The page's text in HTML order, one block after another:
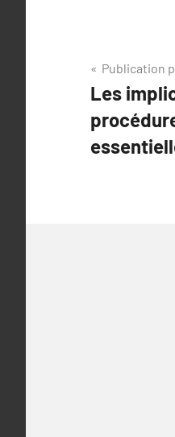
de
l’article
Publication
Les